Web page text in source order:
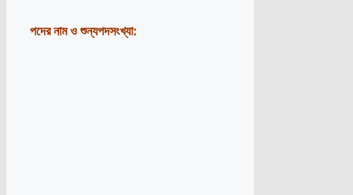
পদের নাম ও শুন্যপদসংখ্যা: